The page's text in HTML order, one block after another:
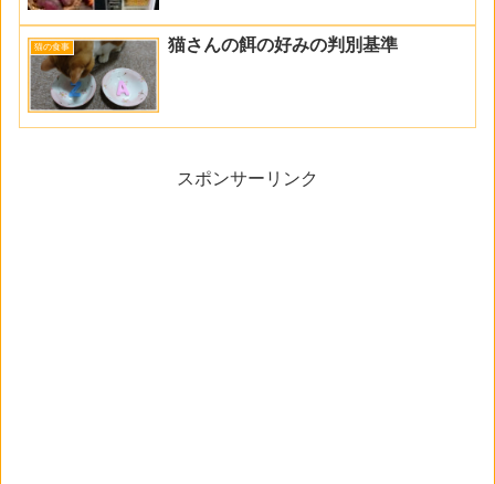
猫の食事 猫さんの餌の好みの判別基準
スポンサーリンク